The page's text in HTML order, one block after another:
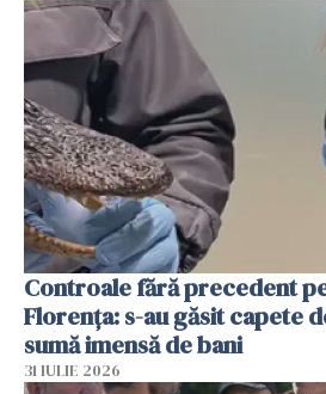
Controale fără precedent
Florența: s-au găsit capete
sumă imensă de bani
31 IULIE 2026